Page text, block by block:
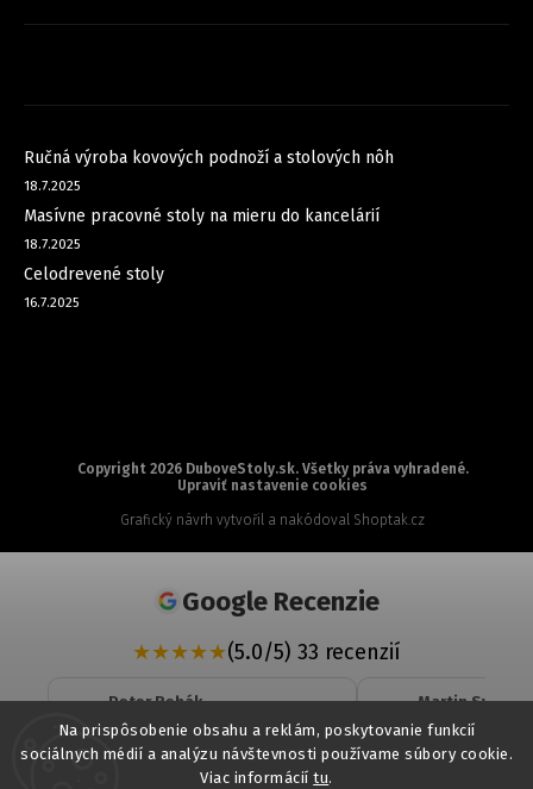
Na prispôsobenie obsahu a reklám, poskytovanie funkcií
sociálnych médií a analýzu návštevnosti používame súbory cookie.
Viac informáciítu.
Ručná výroba kovových podnoží a stolových nôh
18.7.2025
Masívne pracovné stoly na mieru do kancelárií
18.7.2025
Celodrevené stoly
16.7.2025
Copyright 2026 DuboveStoly.sk. Všetky práva vyhradené.
Upraviť nastavenie cookies
Grafický návrh vytvořil a nakódoval Shoptak.cz
Google Recenzie
★★★★★(5.0/5) 33 recenzií
Peter Rehák
★★★★★
Veľká spokojnosť. Profesionálny
a zároveň veľmi ľudský prístup,
Martin Svrcek
★★★
objednaná